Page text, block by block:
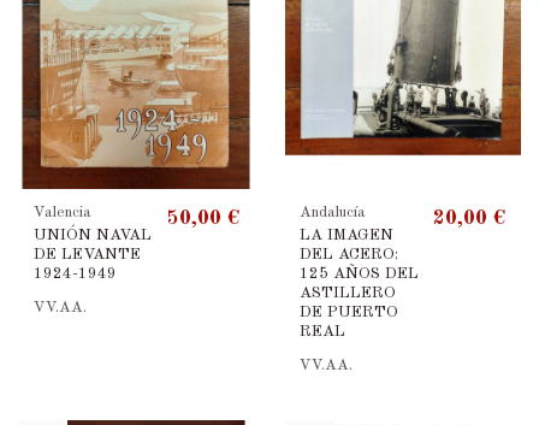
Valencia
UNIÓN NAVAL
DE LEVANTE
1924-1949
50,00 €
VV.AA.
Andalucía
LA IMAGEN
DEL ACERO:
125 AÑOS DEL
ASTILLERO
DE PUERTO
REAL
20,00 €
VV.AA.